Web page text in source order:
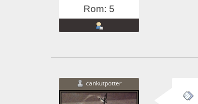
Rom: 5
cankutpotter